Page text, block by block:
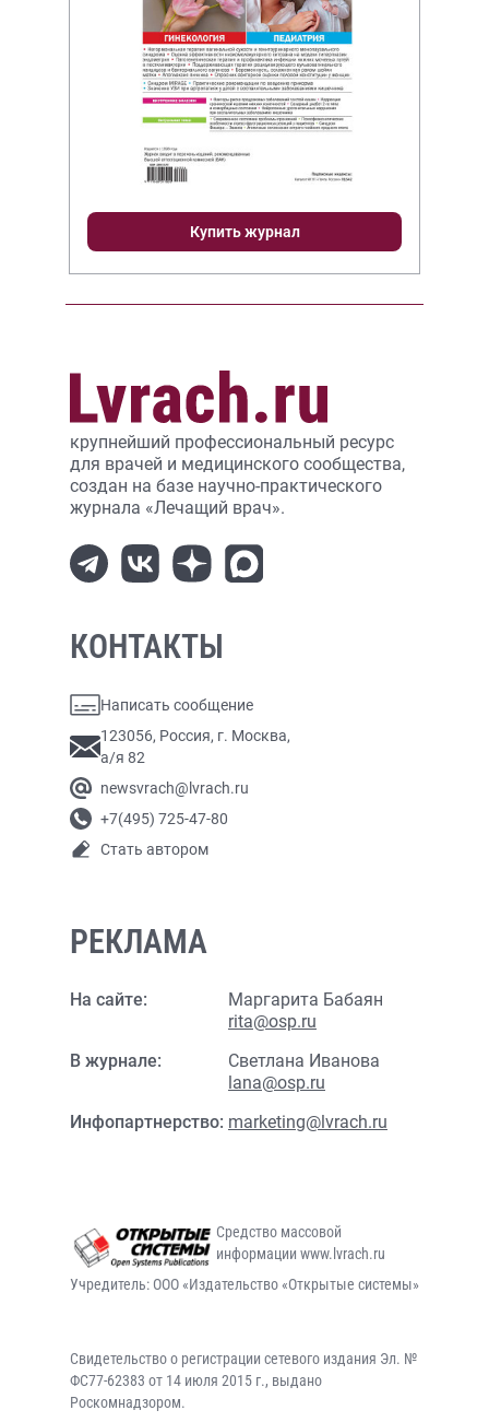
Купить журнал
крупнейший профессиональный ресурс
для врачей и медицинского сообщества,
создан на базе научно-практического
журнала «Лечащий врач».
КОНТАКТЫ
Написать сообщение
123056, Россия, г. Москва,
а/я 82
newsvrach@lvrach.ru
+7(495) 725-47-80
Стать автором
РЕКЛАМА
На сайте:
Маргарита Бабаян
rita@osp.ru
В журнале:
Светлана Иванова
lana@osp.ru
Инфопартнерство: marketing@lvrach.ru
Средство массовой
информации www.lvrach.ru
Учредитель: ООО «Издательство «Открытые системы»
Свидетельство о регистрации сетевого издания Эл. №
ФС77-62383 от 14 июля 2015 г., выдано
Роскомнадзором.